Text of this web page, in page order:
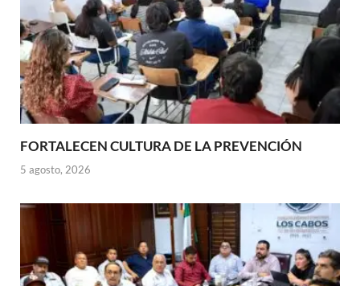
FORTALECEN CULTURA DE LA PREVENCIÓN
5 agosto, 2026